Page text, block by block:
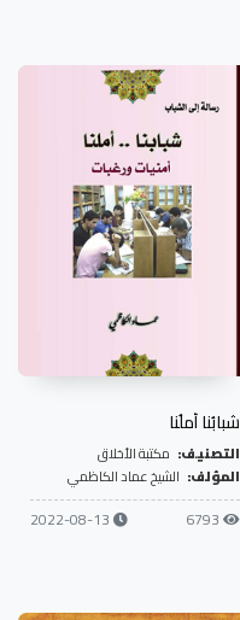
شبابُنا أملُنا
التصنيف: مكتبة الأخلاق
المؤلف: الشيخ عماد الكاظمي
6793
2022-08-13